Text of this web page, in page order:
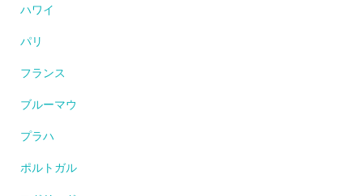
ハワイ
パリ
フランス
ブルーマウ
プラハ
ポルトガル